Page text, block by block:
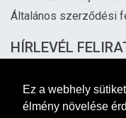
Ez a webhely
élmény növelése
Általános szerződési
HÍRLEVÉL